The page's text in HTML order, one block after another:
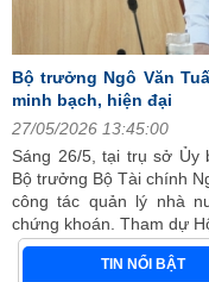
Bộ trưởng Ngô Văn
minh bạch, hiện đại
27/05/2026 13:45:00
Sáng 26/5, tại trụ sở Ủy
Bộ trưởng Bộ Tài chính
công tác quản lý nhà
chứng khoán. Tham dự
TIN NỔI BẬT